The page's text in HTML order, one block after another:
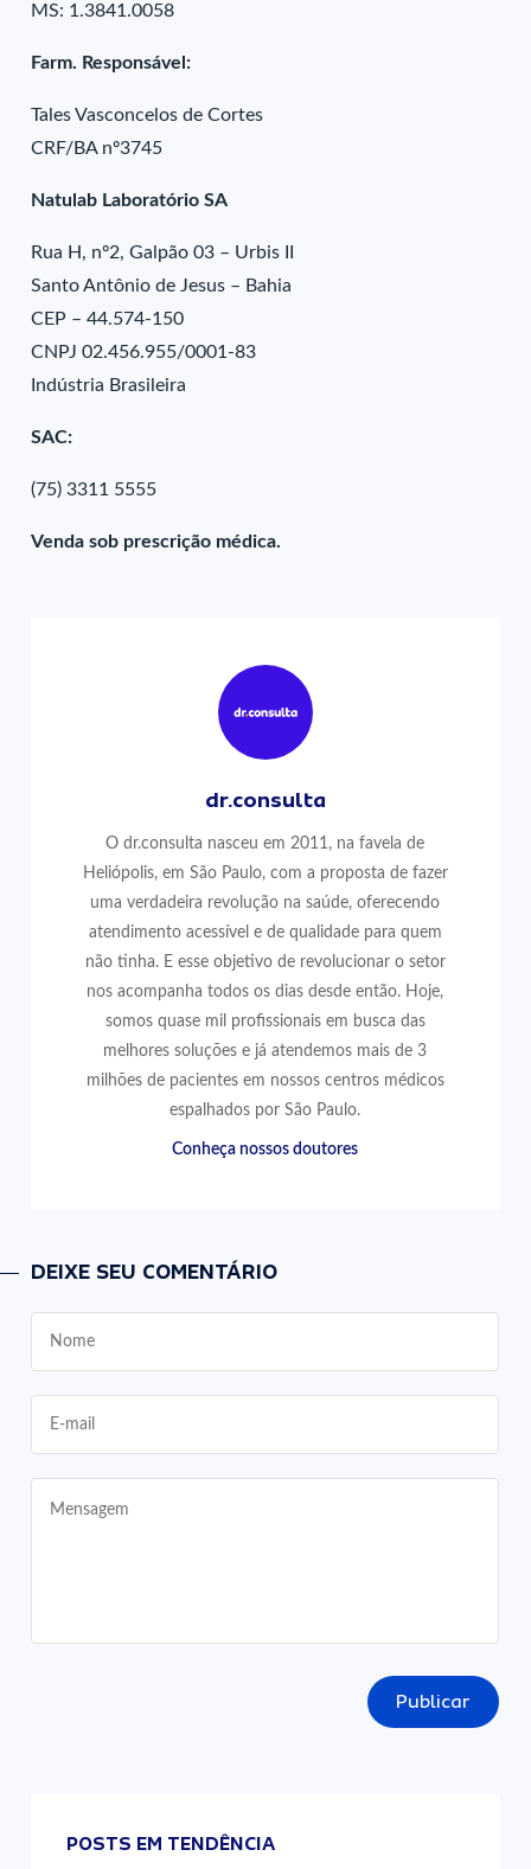
MS: 1.3841.0058
Farm. Responsável:
Tales Vasconcelos de Cortes
CRF/BA nº3745
Natulab Laboratório SA
Rua H, nº2, Galpão 03 – Urbis II
Santo Antônio de Jesus – Bahia
CEP – 44.574-150
CNPJ 02.456.955/0001-83
Indústria Brasileira
SAC:
(75) 3311 5555
Venda sob prescrição médica.
dr.consulta
O dr.consulta nasceu em 2011, na favela de
Heliópolis, em São Paulo, com a proposta de fazer
uma verdadeira revolução na saúde, oferecendo
atendimento acessível e de qualidade para quem
não tinha. E esse objetivo de revolucionar o setor
nos acompanha todos os dias desde então. Hoje,
somos quase mil profissionais em busca das
melhores soluções e já atendemos mais de 3
milhões de pacientes em nossos centros médicos
espalhados por São Paulo.
Conheça nossos doutores
DEIXE SEU COMENTÁRIO
Publicar
POSTS EM TENDÊNCIA